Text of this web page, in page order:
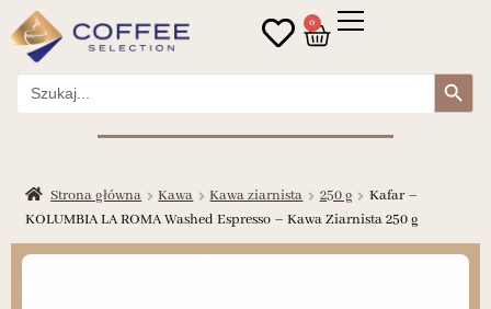
0
Search
for:
Search Button
Strona główna Kawa Kawa ziarnista 250 g
Kafar –
KOLUMBIA LA ROMA Washed Espresso – Kawa Ziarnista 250 g